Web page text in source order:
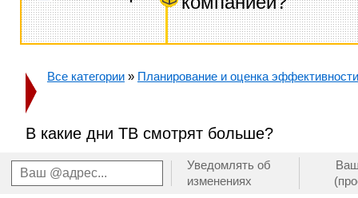
Все категории » Планирование и оценка
В какие дни ТВ смотрят больше?
Уведомлять об
изменениях